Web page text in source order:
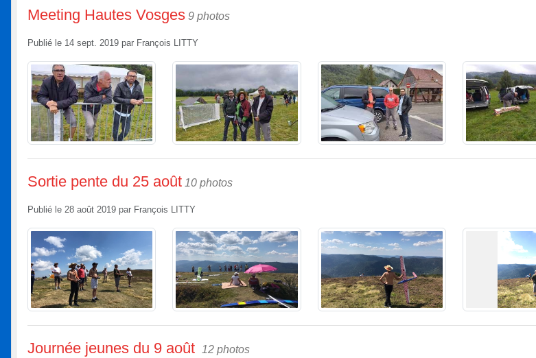
Meeting Hautes Vosges 9 photos
Publié le 14 sept. 2019 par François LITTY
Sortie pente du 25 août 10 photos
Publié le 28 août 2019 par François LITTY
Journée jeunes du 9 août 12 photos